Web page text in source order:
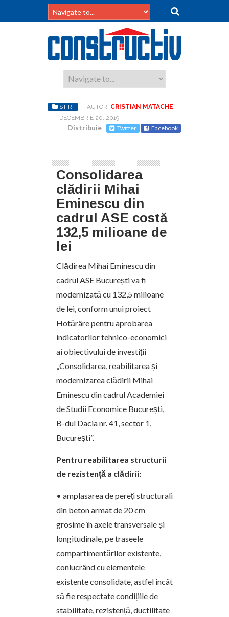
STIRI AUTOR: CRISTIAN MATACHE
-
DECEMBRIE 20, 2019
Distribuie Twitter Facebook
Consolidarea
clădirii Mihai
Eminescu din
cadrul ASE costă
132,5 milioane de
lei
Clădirea Mihai Eminescu din
cadrul ASE București va fi
modernizată cu 132,5 milioane
de lei, conform unui proiect
Hotărâre pentru aprobarea
indicatorilor tehnico-economici
ai obiectivului de investiții
„Consolidarea, reabilitarea și
modernizarea clădirii Mihai
Eminescu din cadrul Academiei
de Studii Economice București,
B-dul Dacia nr. 41, sector 1,
București”.
Pentru reabilitarea structurii
de rezistență a clădirii:
• amplasarea de pereți structurali
din beton armat de 20 cm
grosime în axele transversale și
longitudinale, pe traseele
compartimentărilor existente,
conlucrând cu elementele
existente consolidate, astfel încât
să fie respectate condițiile de
stabilitate, rezistență, ductilitate